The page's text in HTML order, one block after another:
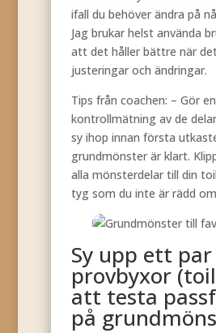
ifall du behöver ändra på
Jag brukar helst använda
att det håller bättre när
justeringar och ändringar.
Tips från coachen: – Gör en
kontrollmätning av de
sy ihop innan första
grundmönster är klart.
alla mönsterdelar till din
tyg som du inte är rädd
Sy upp ett par
provbyxor
att testa
på